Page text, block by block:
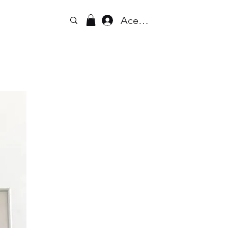
Acesse